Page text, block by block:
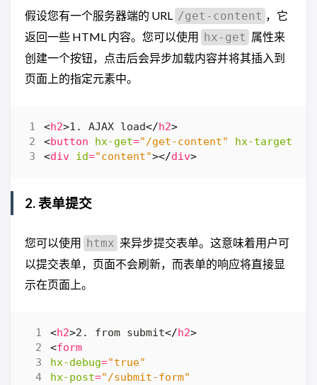
假设您有一个服务器端的 URL /get-content ，它
返回一些 HTML 内容。您可以使用 hx-get 属性来
创建一个按钮，点击后会异步加载内容并将其插入到
页面上的指定元素中。
<h2>1. AJAX load</h2>
<button hx-get="/get-content" hx-target
<div id="content"></div>
2. 表单提交
您可以使用 htmx 来异步提交表单。这意味着用户可
以提交表单，页面不会刷新，而表单的响应将直接显
示在页面上。
<h2>2. from submit</h2>
<form
hx-debug="true"
hx-post="/submit-form"